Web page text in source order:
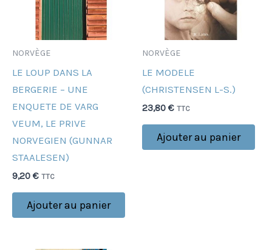
NORVÈGE
LE LOUP DANS LA
BERGERIE – UNE
ENQUETE DE VARG
VEUM, LE PRIVE
NORVEGIEN (GUNNAR
STAALESEN)
9,20 € TTC
Ajouter au panier
NORVÈGE
LE MODELE
(CHRISTENSEN L-S.)
23,80 € TTC
Ajouter au panier